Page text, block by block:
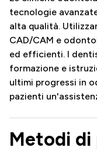
tecnologie
alta qualità.
CAD/CAM e
ed efficienti. I
formazione e
ultimi progressi in
pazienti
Metodi di